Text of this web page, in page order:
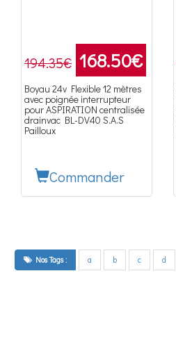
194.35€ 168.50€
Boyau 24v Flexible 12 mètres
avec poignée interrupteur
pour ASPIRATION centralisée
drainvac BL-DV40 S.A.S
Pailloux
Commander
Nos Tags : a b c d